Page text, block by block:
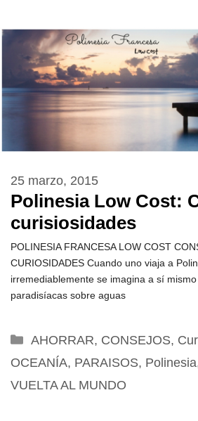
Polinesia Low Cost:
curisiosidades
25 marzo, 2015
POLINESIA FRANCESA LOW COST
CURIOSIDADES Cuando uno viaja a
irremediablemente se imagina a sí
paradisíacas sobre aguas
Categorías
AHORRAR, CONSEJOS,
OCEANÍA, PARAISOS, Polinesia
VUELTA AL MUNDO